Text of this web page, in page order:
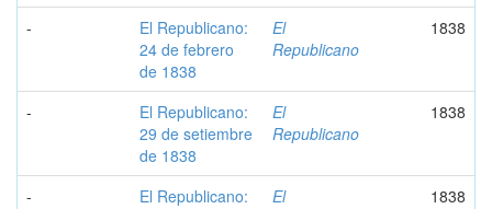
-
El Republicano:
24 de febrero
de 1838
El
Republicano
1838
-
El Republicano:
29 de setiembre
de 1838
El
Republicano
1838
-
El Republicano:
El
1838